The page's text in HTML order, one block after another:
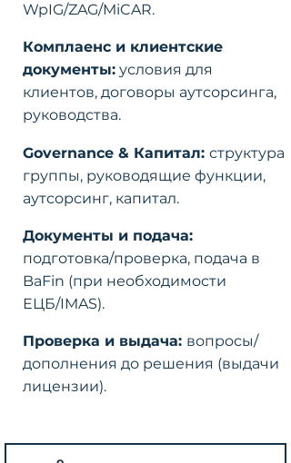
WpIG/ZAG/MiCAR.
Комплаенс и клиентские
документы: условия для
клиентов, договоры аутсорсинга,
руководства.
Governance & Капитал: структура
группы, руководящие функции,
аутсорсинг, капитал.
Документы и подача:
подготовка/проверка, подача в
BaFin (при необходимости
ЕЦБ/IMAS).
Проверка и выдача: вопросы/
дополнения до решения (выдачи
лицензии).